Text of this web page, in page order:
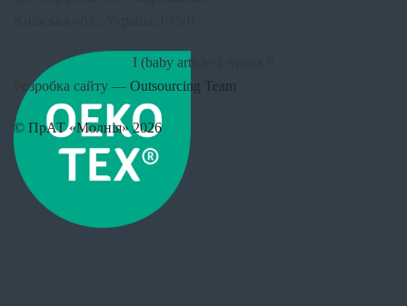
I (baby articles) Annex 6
Розробка сайту — Outsourcing Team
© ПрАТ «Молнія» 2026